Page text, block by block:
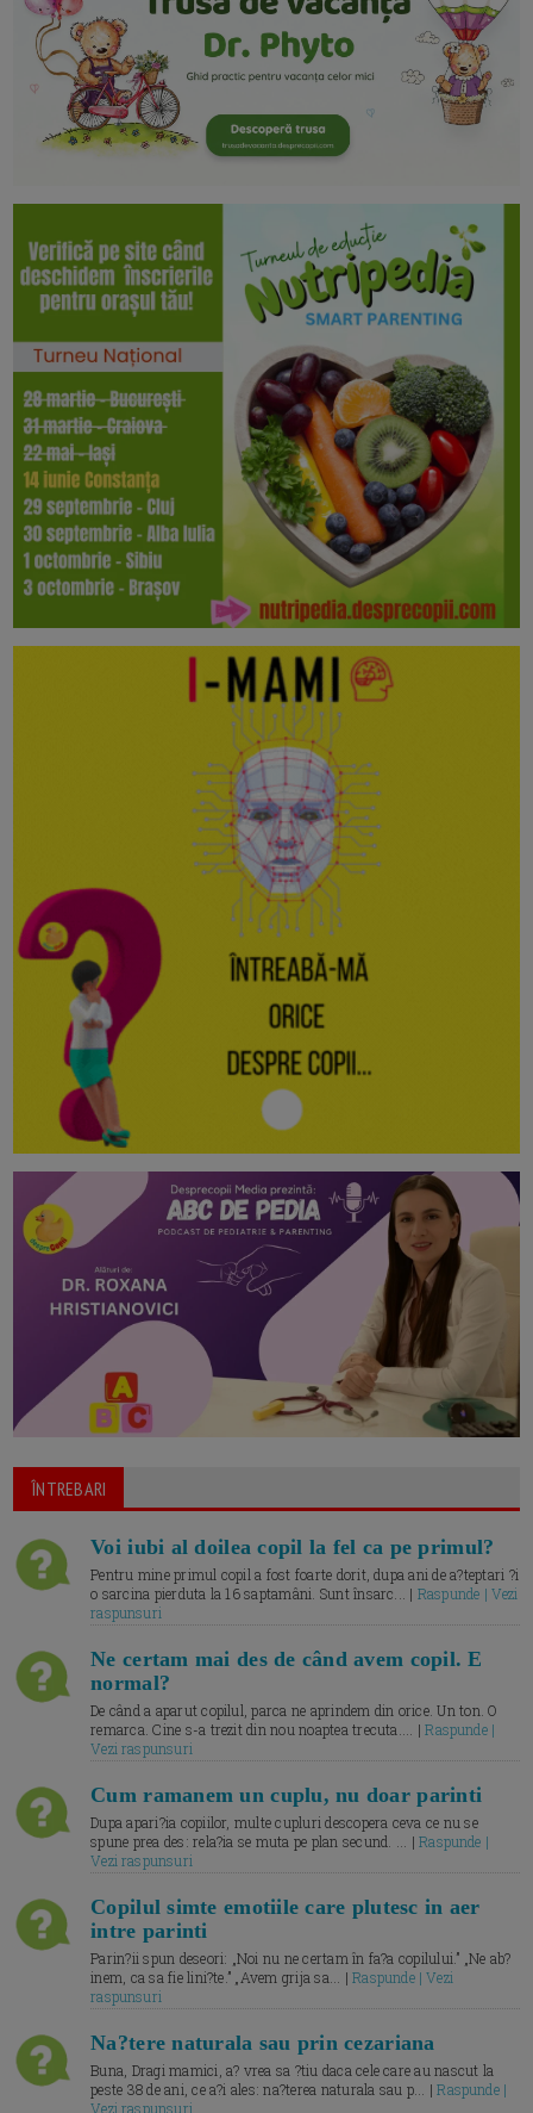
ÎNTREBARI
Voi iubi al doilea copil la fel ca pe primul?
Pentru mine primul copil a fost foarte dorit, dupa ani de a?teptari ?i
o sarcina pierduta la 16 saptamâni. Sunt însarc... | Raspunde | Vezi
raspunsuri
Ne certam mai des de când avem copil. E
normal?
De când a aparut copilul, parca ne aprindem din orice. Un ton. O
remarca. Cine s-a trezit din nou noaptea trecuta.... |Raspunde |
Vezi raspunsuri
Cum ramanem un cuplu, nu doar parinti
Dupa apari?ia copiilor, multe cupluri descopera ceva ce nu se
spune prea des: rela?ia se muta pe plan secund. ... |Raspunde |
Vezi raspunsuri
Copilul simte emotiile care plutesc in aer
intre parinti
Parin?ii spun deseori: „Noi nu ne certam în fa?a copilului.” „Ne ab?
inem, ca sa fie lini?te.” „Avem grija sa... |Raspunde | Vezi
raspunsuri
Na?tere naturala sau prin cezariana
Buna, Dragi mamici, a? vrea sa ?tiu daca cele care au nascut la
peste 38 de ani, ce a?i ales: na?terea naturala sau p... |Raspunde |
Vezi raspunsuri